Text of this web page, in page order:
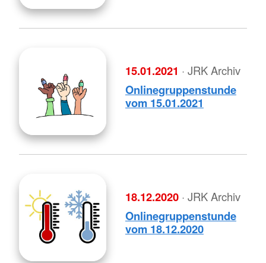
15.01.2021 · JRK Archiv
Onlinegruppenstunde
vom 15.01.2021
18.12.2020 · JRK Archiv
Onlinegruppenstunde
vom 18.12.2020